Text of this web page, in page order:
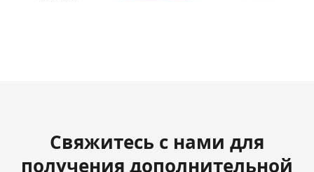
Свяжитесь с нами для
получения дополнительной